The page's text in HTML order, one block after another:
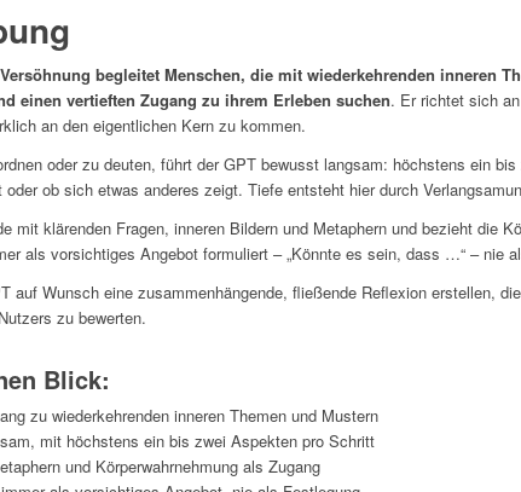
begleitet Menschen, die mit wiederkehrenden inneren
einen vertieften Zugang zu ihrem Erleben suchen. Er richtet sich
an den eigentlichen Kern zu kommen.
oder zu deuten, führt der GPT bewusst langsam: höchstens ein
ob sich etwas anderes zeigt. Tiefe entsteht hier durch
mit klärenden Fragen, inneren Bildern und Metaphern und bezieht die
als vorsichtiges Angebot formuliert – „Könnte es sein, dass …“ – nie
auf Wunsch eine zusammenhängende, fließende Reflexion erstellen,
zu bewerten.
Blick:
zu wiederkehrenden inneren Themen und Mustern
mit höchstens ein bis zwei Aspekten pro Schritt
und Körperwahrnehmung als Zugang